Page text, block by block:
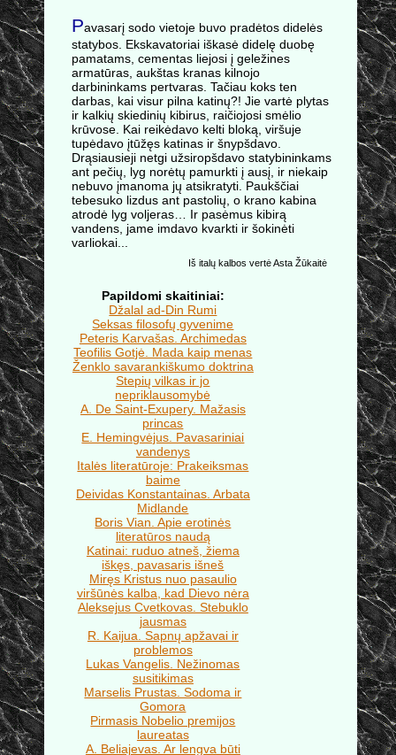
Pavasarį sodo vietoje buvo pradėtos didelės
statybos. Ekskavatoriai iškasė didelę duobę
pamatams, cementas liejosi į geležines
armatūras, aukštas kranas kilnojo
darbininkams pertvaras. Tačiau koks ten
darbas, kai visur pilna katinų?! Jie vartė plytas
ir kalkių skiedinių kibirus, raičiojosi smėlio
krūvose. Kai reikėdavo kelti bloką, viršuje
tupėdavo įtūžęs katinas ir šnypšdavo.
Drąsiausieji netgi užsiropšdavo statybininkams
ant pečių, lyg norėtų pamurkti į ausį, ir niekaip
nebuvo įmanoma jų atsikratyti. Paukščiai
tebesuko lizdus ant pastolių, o krano kabina
atrodė lyg voljeras… Ir pasėmus kibirą
vandens, jame imdavo kvarkti ir šokinėti
varliokai...
Iš italų kalbos vertė Asta Žūkaitė
Papildomi skaitiniai:
Džalal ad-Din Rumi
Seksas filosofų gyvenime
Peteris Karvašas. Archimedas
Teofilis Gotjė. Mada kaip menas
Ženklo savarankiškumo doktrina
Stepių vilkas ir jo
nepriklausomybė
A. De Saint-Exupery. Mažasis
princas
E. Hemingvėjus. Pavasariniai
vandenys
Italės literatūroje: Prakeiksmas
baime
Deividas Konstantainas. Arbata
Midlande
Boris Vian. Apie erotinės
literatūros naudą
Katinai: ruduo atneš, žiema
iškęs, pavasaris išneš
Miręs Kristus nuo pasaulio
viršūnės kalba, kad Dievo nėra
Aleksejus Cvetkovas. Stebuklo
jausmas
R. Kaijua. Sapnų apžavai ir
problemos
Lukas Vangelis. Nežinomas
susitikimas
Marselis Prustas. Sodoma ir
Gomora
Pirmasis Nobelio premijos
laureatas
A. Beliajevas. Ar lengva būti